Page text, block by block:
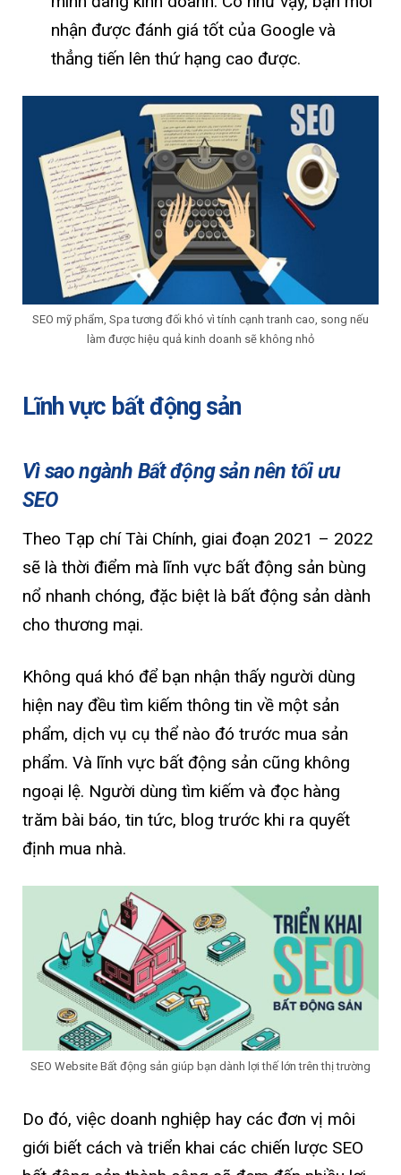
nhận được đánh giá tốt của Google và
thẳng tiến lên thứ hạng cao được.
SEO mỹ phẩm, Spa tương đối khó vì tính cạnh tranh cao, song nếu
làm được hiệu quả kinh doanh sẽ không nhỏ
Lĩnh vực bất động sản
Vì sao ngành Bất động sản nên tối ưu
SEO
Theo Tạp chí Tài Chính, giai đoạn 2021 – 2022
sẽ là thời điểm mà lĩnh vực bất động sản bùng
nổ nhanh chóng, đặc biệt là bất động sản dành
cho thương mại.
Không quá khó để bạn nhận thấy người dùng
hiện nay đều tìm kiếm thông tin về một sản
phẩm, dịch vụ cụ thể nào đó trước mua sản
phẩm. Và lĩnh vực bất động sản cũng không
ngoại lệ. Người dùng tìm kiếm và đọc hàng
trăm bài báo, tin tức, blog trước khi ra quyết
định mua nhà.
SEO Website Bất động sản giúp bạn dành lợi thế lớn trên thị trường
Do đó, việc doanh nghiệp hay các đơn vị môi
giới biết cách và triển khai các chiến lược SEO